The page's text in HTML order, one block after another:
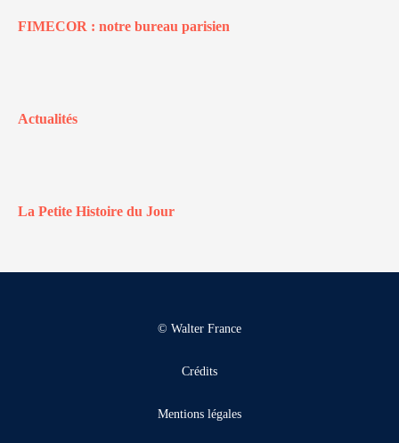
FIMECOR : notre bureau parisien
Actualités
La Petite Histoire du Jour
© Walter France
Crédits
Mentions légales